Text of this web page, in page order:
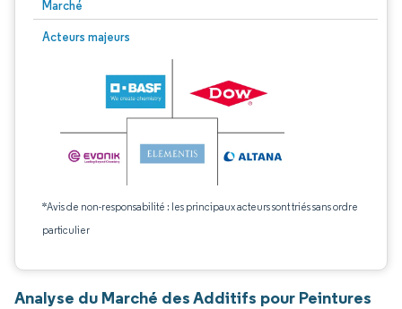
Marché
Acteurs majeurs
*Avis de non-responsabilité : les principaux acteurs sont triés sans ordre
particulier
Analyse du Marché des Additifs pour Peintures